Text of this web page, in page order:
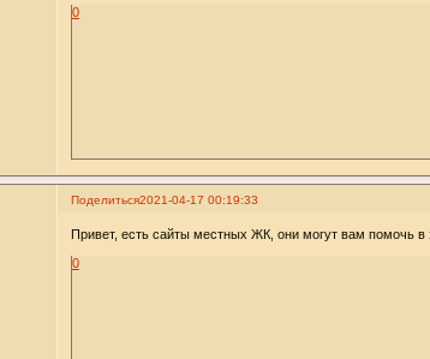
0
Поделиться2021-04-17 00:19:33
Привет, есть сайты местных ЖК, они могут вам помочь в
0